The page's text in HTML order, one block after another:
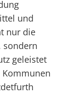
und
nur die
sondern
geleistet